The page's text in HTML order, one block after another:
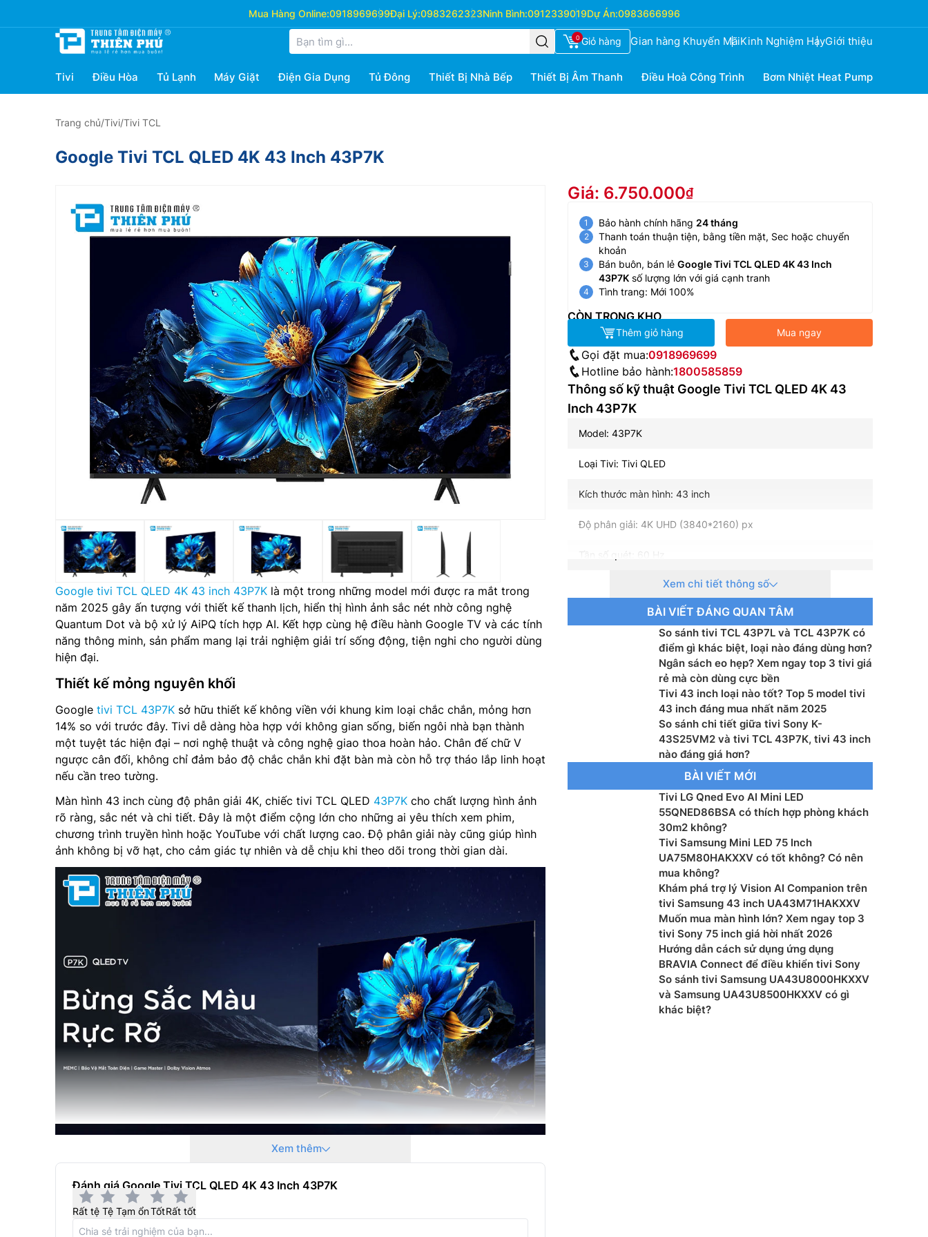
Mua Hàng Online:0918969699Đại Lý:0983262323Ninh Bình:0912339019Dự Án:0983666996
0 Giỏ hàng Gian hàng Khuyến MãiKinh Nghiệm HayGiới thiệu
Tivi Điều Hòa Tủ Lạnh Máy Giặt Điện Gia Dụng Tủ Đông Thiết Bị Nhà Bếp Thiết Bị Âm Thanh Điều Hoà Công Trình Bơm Nhiệt Heat Pump
Trang chủ/Tivi/Tivi TCL
Google Tivi TCL QLED 4K 43 Inch 43P7K
Google tivi TCL QLED 4K 43 inch 43P7K là một trong những model mới được ra mắt trong
năm 2025 gây ấn tượng với thiết kế thanh lịch, hiển thị hình ảnh sắc nét nhờ công nghệ
Quantum Dot và bộ xử lý AiPQ tích hợp AI. Kết hợp cùng hệ điều hành Google TV và các tính
năng thông minh, sản phẩm mang lại trải nghiệm giải trí sống động, tiện nghi cho người dùng
hiện đại.
Thiết kế mỏng nguyên khối
Google tivi TCL 43P7K sở hữu thiết kế không viền với khung kim loại chắc chắn, mỏng hơn
14% so với trước đây. Tivi dễ dàng hòa hợp với không gian sống, biến ngôi nhà bạn thành
một tuyệt tác hiện đại – nơi nghệ thuật và công nghệ giao thoa hoàn hảo. Chân đế chữ V
ngược cân đối, không chỉ đảm bảo độ chắc chắn khi đặt bàn mà còn hỗ trợ tháo lắp linh hoạt
nếu cần treo tường.
Màn hình 43 inch cùng độ phân giải 4K, chiếc tivi TCL QLED 43P7K cho chất lượng hình ảnh
rõ ràng, sắc nét và chi tiết. Đây là một điểm cộng lớn cho những ai yêu thích xem phim,
chương trình truyền hình hoặc YouTube với chất lượng cao. Độ phân giải này cũng giúp hình
ảnh không bị vỡ hạt, cho cảm giác tự nhiên và dễ chịu khi theo dõi trong thời gian dài.
Bộ vi xử lý AiPQ
Tivi TCL43P7K được trang bị bộ xử lý AiPQ giúp xử lý nội dung với chất lượng 4K ổn định và
sắc nét. Đồng thời, công nghệ tăng tốc độ chơi game mang đến trải nghiệm mượt mà hơn.
Giờ đây, bạn có thể tận hưởng trọn vẹn một đêm phim hoặc game chân thực và sống động.
Xem thêm
Đánh giá Google Tivi TCL QLED 4K 43 Inch 43P7K
Rất tệ Tệ Tạm ổnTốtRất tốt
Giá: 6.750.000
Bảo hành chính hãng 24 tháng
Thanh toán thuận tiện, bằng tiền mặt, Sec hoặc chuyển
khoản
Bán buôn, bán lẻ Google Tivi TCL QLED 4K 43 Inch
43P7K số lượng lớn với giá cạnh tranh
Tình trang: Mới 100%
CÒN TRONG KHO
Thêm giỏ hàng Mua ngay
Gọi đặt mua:0918969699
Hotline bảo hành:1800585859
Thông số kỹ thuật Google Tivi TCL QLED 4K 43
Inch 43P7K
Model: 43P7K
Loại Tivi: Tivi QLED
Kích thước màn hình: 43 inch
Độ phân giải: 4K UHD (3840*2160) px
Tần số quét: 60 Hz
Hệ điều hành – Giao diện: Google TV
Bộ xử lý: Bộ xử lý AiPQ
Tổng công suất loa: 2×10 W
Nguồn cấp điện: 200-240 V～50/60 Hz
Mức tiêu thụ nguồn (Tối đa): – W
Kết nối: Wifi, HDMI, HDMI eARC, Optical, USB, Bluetooth, LAN
Điều khiển từ xa: Có, tích hợp tìm kiếm bằng giọng nói
Kích thước có chân, đặt bàn: 956 x 600 x 185 mm
Khối lượng có chân đế: 6.7 kg
Kích thước không chân, treo tường: 956 x 559 x 72 mm
Khối lượng không chân: 6.6 kg
Nhà sản xuất: TCL
Xuất xứ: Việt Nam
Năm ra mắt: 2025
Xem chi tiết thông số
BÀI VIẾT ĐÁNG QUAN TÂM
So sánh tivi TCL 43P7L và TCL 43P7K có
điểm gì khác biệt, loại nào đáng dùng hơn?
Ngân sách eo hẹp? Xem ngay top 3 tivi giá
rẻ mà còn dùng cực bền
Tivi 43 inch loại nào tốt? Top 5 model tivi
43 inch đáng mua nhất năm 2025
So sánh chi tiết giữa tivi Sony K-
43S25VM2 và tivi TCL 43P7K, tivi 43 inch
nào đáng giá hơn?
BÀI VIẾT MỚI
Tivi LG Qned Evo AI Mini LED
55QNED86BSA có thích hợp phòng khách
30m2 không?
Tivi Samsung Mini LED 75 Inch
UA75M80HAKXXV có tốt không? Có nên
mua không?
Khám phá trợ lý Vision AI Companion trên
tivi Samsung 43 inch UA43M71HAKXXV
Muốn mua màn hình lớn? Xem ngay top 3
tivi Sony 75 inch giá hời nhất 2026
Hướng dẫn cách sử dụng ứng dụng
BRAVIA Connect để điều khiển tivi Sony
So sánh tivi Samsung UA43U8000HKXXV
và Samsung UA43U8500HKXXV có gì
khác biệt?